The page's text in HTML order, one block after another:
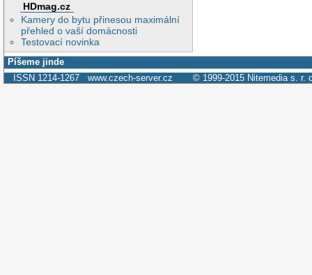
HDmag.cz
Kamery do bytu přinesou maximální
přehled o vaší domácnosti
Testovací novinka
Píšeme jinde
ISSN 1214-1267 www.czech-server.cz © 1999-2015 Nitemedia s. r.